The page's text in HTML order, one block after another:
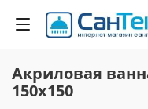
Акриловая
150x150